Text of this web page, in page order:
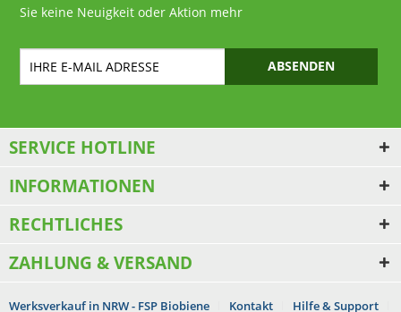
Sie keine Neuigkeit oder Aktion mehr
ABSENDEN
SERVICE HOTLINE
INFORMATIONEN
RECHTLICHES
ZAHLUNG & VERSAND
Werksverkauf in NRW - FSP Biobiene Kontakt Hilfe & Support